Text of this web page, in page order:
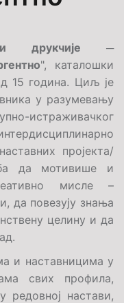
друкчије ─
", каталошки
15 година. Циљ је
у разумевању
истраживачког
пројекта/
да мотивише и
мисле –
да повезују знања
целину и да
и наставницима у
свих профила,
редовној настави,